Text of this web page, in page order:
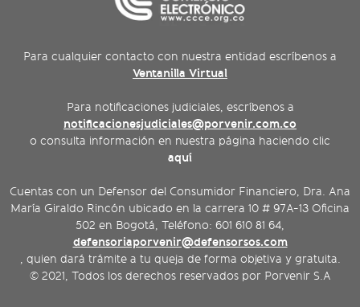
Para cualquier contacto con nuestra entidad escríbenos a
Ventanilla Virtual
Para notificaciones judiciales, escríbenos a
notificacionesjudiciales@porvenir.com.co
o consulta información en nuestra página haciendo clic
aquí
Cuentas con un Defensor del Consumidor Financiero, Dra. Ana
María Giraldo Rincón ubicado en la carrera 10 # 97A-13 Oficina
502 en Bogotá, Teléfono: 601 610 81 64,
defensoriaporvenir@defensorsos.com
, quien dará trámite a tu queja de forma objetiva y gratuita.
© 2021, Todos los derechos reservados por Porvenir S.A